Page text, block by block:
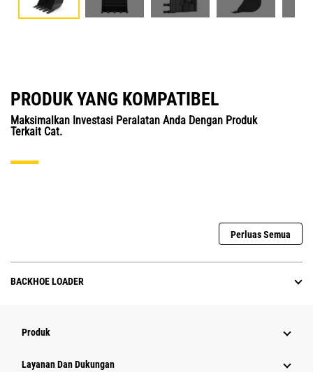
PRODUK YANG KOMPATIBEL
Maksimalkan Investasi Peralatan Anda Dengan Produk
Terkait Cat.
Perluas Semua
BACKHOE LOADER
Produk
Layanan Dan Dukungan